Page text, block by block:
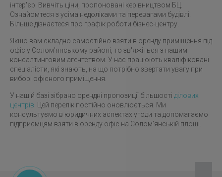
інтер'єр. Вивчіть ціни, пропоновані керівництвом БЦ.
Ознайомтеся з усіма недоліками та перевагами будівлі.
Більше дізнаєтеся про графік роботи бізнес-центру.
Якщо вам складно самостійно взяти в оренду приміщення під
офіс у Солом'янському районі, то зв'яжіться з нашим
консалтинговим агентством. У нас працюють кваліфіковані
спеціалісти, які знають, на що потрібно звертати увагу при
виборі офісного приміщення.
У нашій базі зібрано орендні пропозиції більшості ділових
центрів . Цей перелік постійно оновлюється. Ми
консультуємо в юридичних аспектах угоди та допомагаємо
підприємцям взяти в оренду офіс на Солом'янській площі.